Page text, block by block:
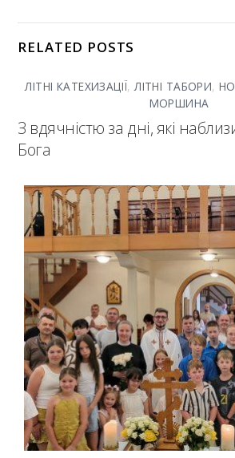
RELATED POSTS
ЛІТНІ КАТЕХИЗАЦІЇ,ЛІТНІ ТАБОРИ,
МОРШИНА
З вдячністю за дні, які
Бога